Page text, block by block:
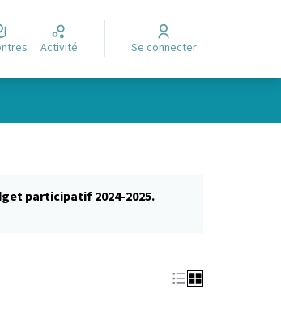
Activité Se connecter
participatif 2024-2025.